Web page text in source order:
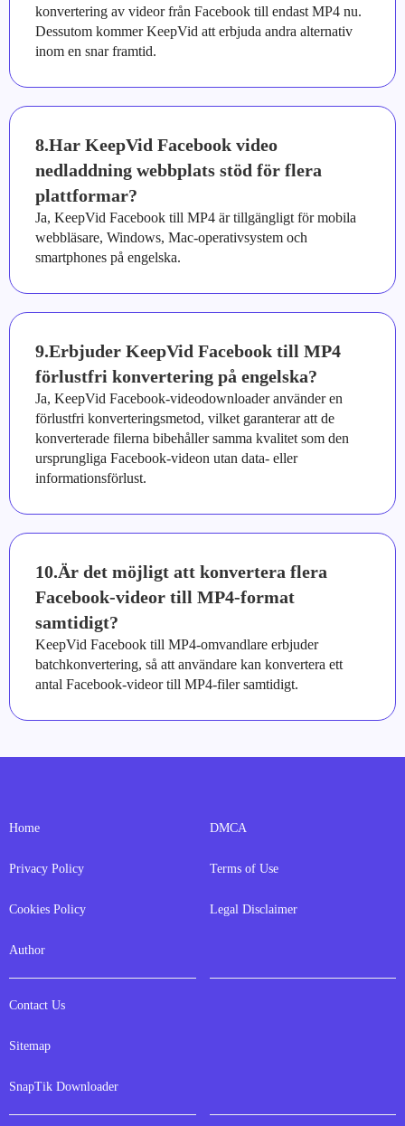
konvertering av videor från Facebook till endast MP4 nu.
Dessutom kommer KeepVid att erbjuda andra alternativ
inom en snar framtid.
8.Har KeepVid Facebook video
nedladdning webbplats stöd för flera
plattformar?
Ja, KeepVid Facebook till MP4 är tillgängligt för mobila
webbläsare, Windows, Mac-operativsystem och
smartphones på engelska.
9.Erbjuder KeepVid Facebook till MP4
förlustfri konvertering på engelska?
Ja, KeepVid Facebook-videodownloader använder en
förlustfri konverteringsmetod, vilket garanterar att de
konverterade filerna bibehåller samma kvalitet som den
ursprungliga Facebook-videon utan data- eller
informationsförlust.
10.Är det möjligt att konvertera flera
Facebook-videor till MP4-format
samtidigt?
KeepVid Facebook till MP4-omvandlare erbjuder
batchkonvertering, så att användare kan konvertera ett
antal Facebook-videor till MP4-filer samtidigt.
Home
Privacy Policy
Cookies Policy
Author
DMCA
Terms of Use
Legal Disclaimer
Contact Us
Sitemap
SnapTik Downloader